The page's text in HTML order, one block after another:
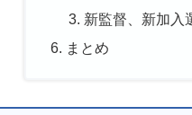
新監督、新加入
まとめ